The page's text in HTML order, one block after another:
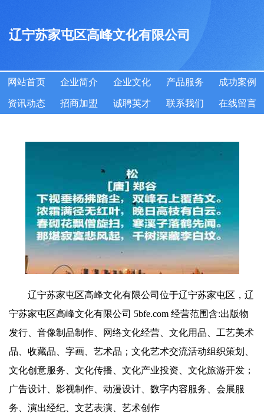
辽宁苏家屯区高峰文化有限公司
网站首页 企业简介 企业文化 产品服务 成功案例
资讯动态 招商加盟 诚聘英才 联系我们 在线留言
辽宁苏家屯区高峰文化有限公司位于辽宁苏家屯区，辽
宁苏家屯区高峰文化有限公司 5bfe.com 经营范围含:出版物
发行、音像制品制作、网络文化经营、文化用品、工艺美术
品、收藏品、字画、艺术品；文化艺术交流活动组织策划、
文化创意服务、文化传播、文化产业投资、文化旅游开发；
广告设计、影视制作、动漫设计、数字内容服务、会展服
务、演出经纪、文艺表演、艺术创作